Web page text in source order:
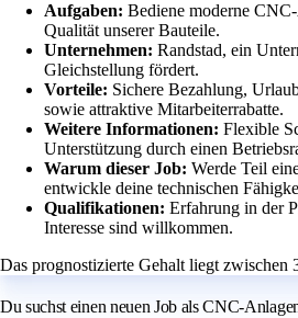
Aufgaben: Bediene moderne
Qualität unserer Bauteile.
Unternehmen: Randstad, ein
Gleichstellung fördert.
Vorteile: Sichere Bezahlung,
sowie attraktive Mitarbeiterrabatte.
Weitere Informationen: Flexible
Unterstützung durch einen
Warum dieser Job: Werde Teil
entwickle deine technischen
Qualifikationen: Erfahrung in der
Interesse sind willkommen.
Das prognostizierte Gehalt liegt zwischen
Du suchst einen neuen Job als CNC-